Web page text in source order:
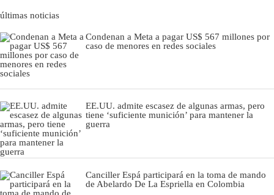
últimas noticias
Condenan a Meta a pagar US$ 567 millones por
caso de menores en redes sociales
EE.UU. admite escasez de algunas armas, pero
tiene ‘suficiente munición’ para mantener la
guerra
Canciller Espá participará en la toma de mando
de Abelardo De La Espriella en Colombia